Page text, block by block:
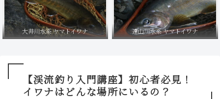
大井川水系 ヤマトイワナ 遠山川水系 ヤマトイワナ
【渓流釣り入門講座】初心者必見！
イワナはどんな場所にいるの？